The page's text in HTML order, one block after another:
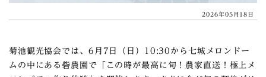
2026年05月18日
菊池観光協会では、6月7日（日）10:30から七城メロンドー
ムの中にある砦農園で「この時が最高に旬！農家直送！極上メ